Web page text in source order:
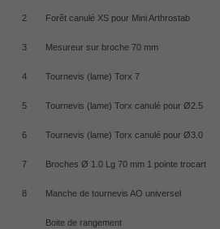
2 Forêt canulé XS pour Mini Arthrostab
3 Mesureur sur broche 70 mm
4 Tournevis (lame) Torx 7
5 Tournevis (lame) Torx canulé pour Ø2.5
6 Tournevis (lame) Torx canulé pour Ø3.0
7 Broches Ø 1.0 Lg 70 mm 1 pointe trocart
8 Manche de tournevis AO universel
Boite de rangement